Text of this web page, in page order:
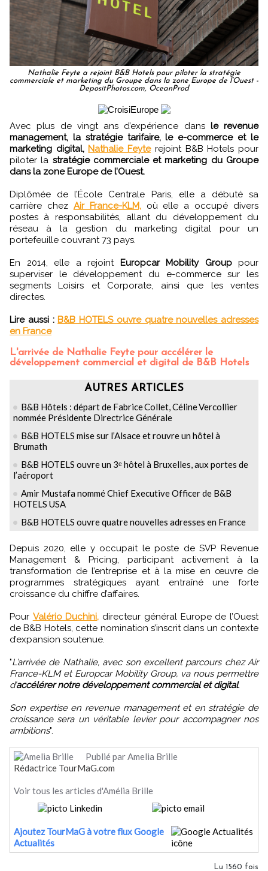
Nathalie Feyte a rejoint B&B Hotels pour piloter la stratégie
commerciale et marketing du Groupe dans la zone Europe de l’Ouest -
DepositPhotos.com, OceanProd
Avec plus de vingt ans d’expérience dans le revenue
management, la stratégie tarifaire, le e-commerce et le
marketing digital, Nathalie Feyterejoint B&B Hotels pour
piloter la stratégie commerciale et marketing du Groupe
dans la zone Europe de l’Ouest.
Diplômée de l’École Centrale Paris, elle a débuté sa
carrière chez Air France-KLM,où elle a occupé divers
postes à responsabilités, allant du développement du
réseau à la gestion du marketing digital pour un
portefeuille couvrant 73 pays.
En 2014, elle a rejoint Europcar Mobility Grouppour
superviser le développement du e-commerce sur les
segments Loisirs et Corporate, ainsi que les ventes
directes.
Lire aussi : B&B HOTELS ouvre quatre nouvelles adresses
en France
L'arrivée de Nathalie Feyte pour accélérer le
développement commercial et digital de B&B Hotels
AUTRES ARTICLES
B&B Hôtels : départ de Fabrice Collet, Céline Vercollier
nommée Présidente Directrice Générale
B&B HOTELS mise sur l’Alsace et rouvre un hôtel à
Brumath
B&B HOTELS ouvre un 3ᵉ hôtel à Bruxelles, aux portes de
l’aéroport
Amir Mustafa nommé Chief Executive Officer de B&B
HOTELS USA
B&B HOTELS ouvre quatre nouvelles adresses en France
Depuis 2020, elle y occupait le poste de SVP Revenue
Management & Pricing, participant activement à la
transformation de l’entreprise et à la mise en œuvre de
programmes stratégiques ayant entraîné une forte
croissance du chiffre d’affaires.
Pour Valério Duchini, directeur général Europe de l’Ouest
de B&B Hotels, cette nomination s’inscrit dans un contexte
d’expansion soutenue.
"L’arrivée de Nathalie, avec son excellent parcours chez Air
France-KLM et Europcar Mobility Group, va nous permettre
d’accélérer notre développement commercial et digital.
Son expertise en revenue management et en stratégie de
croissance sera un véritable levier pour accompagner nos
ambitions".
Publié par Amelia Brille
Rédactrice TourMaG.com
Voir tous les articles d'Amélia Brille
Ajoutez TourMaG à votre flux Google
Actualités
Lu 1560 fois